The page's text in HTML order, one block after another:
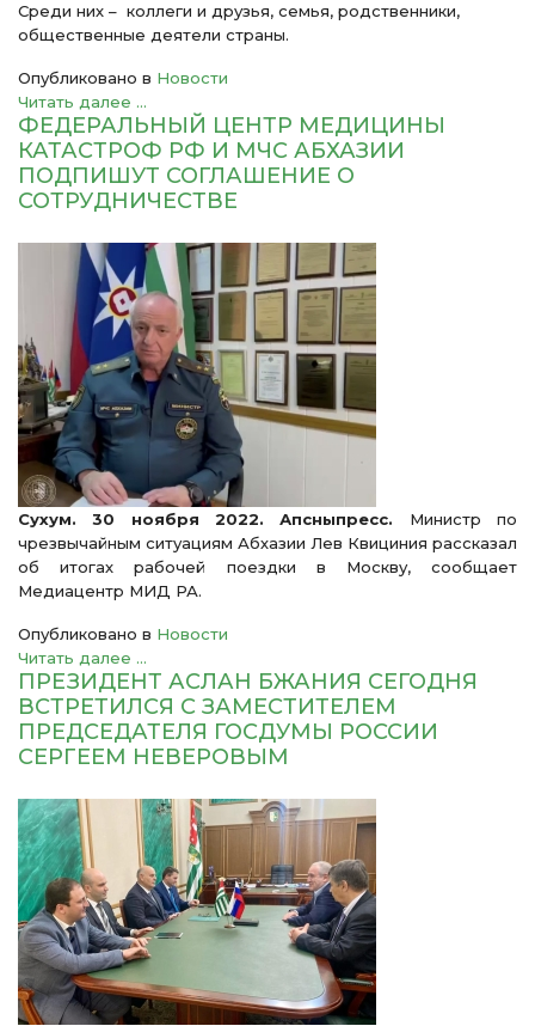
Среди них – коллеги и друзья, семья, родственники,
общественные деятели страны.
Опубликовано в Новости
Читать далее ...
ФЕДЕРАЛЬНЫЙ ЦЕНТР МЕДИЦИНЫ
КАТАСТРОФ РФ И МЧС АБХАЗИИ
ПОДПИШУТ СОГЛАШЕНИЕ О
СОТРУДНИЧЕСТВЕ
Сухум. 30 ноября 2022. Апсныпресс. Министр по
чрезвычайным ситуациям Абхазии Лев Квициния рассказал
об итогах рабочей поездки в Москву, сообщает
Медиацентр МИД РА.
Опубликовано в Новости
Читать далее ...
ПРЕЗИДЕНТ АСЛАН БЖАНИЯ СЕГОДНЯ
ВСТРЕТИЛСЯ С ЗАМЕСТИТЕЛЕМ
ПРЕДСЕДАТЕЛЯ ГОСДУМЫ РОССИИ
СЕРГЕЕМ НЕВЕРОВЫМ